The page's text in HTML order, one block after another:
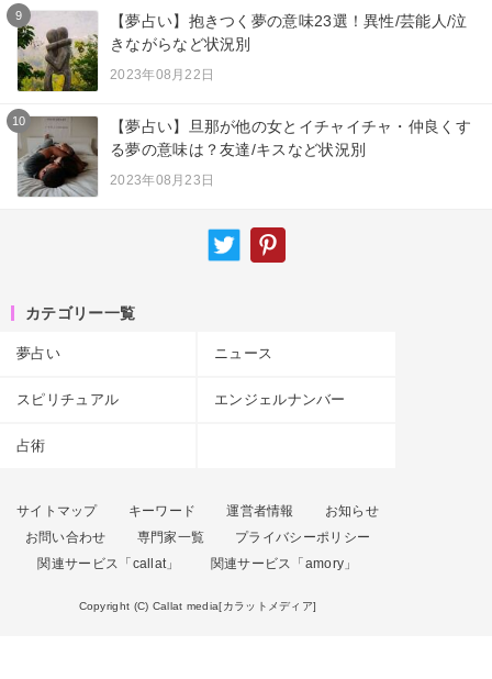
9
【夢占い】抱きつく夢の意味23選！異性/芸能人/泣
きながらなど状況別
2023年08月22日
10
【夢占い】旦那が他の女とイチャイチャ・仲良くす
る夢の意味は？友達/キスなど状況別
2023年08月23日
カテゴリー一覧
夢占い ニュース
スピリチュアル エンジェルナンバー
占術
サイトマップ キーワード 運営者情報
お知らせ
お問い合わせ
専門家一覧
プライバシーポリシー
関連サービス「callat」
関連サービス「amory」
Copyright (C) Callat media[カラットメディア]